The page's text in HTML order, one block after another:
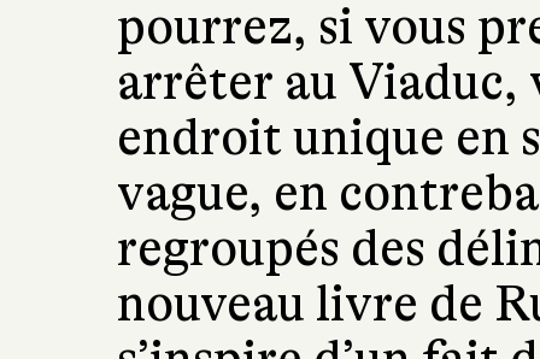
pourrez, si vous
arrêter au Viaduc,
endroit unique en
vague, en
regroupés des
nouveau livre de